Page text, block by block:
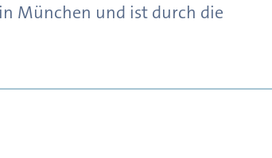
München und ist durch die